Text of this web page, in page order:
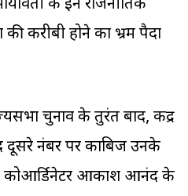
के इन राजनीतिक
करीबी होने का भ्रम पैदा
चुनाव के तुरंत बाद, केंद्र
दूसरे नंबर पर काबिज उनके
कोआर्डिनेटर आकाश आनंद के